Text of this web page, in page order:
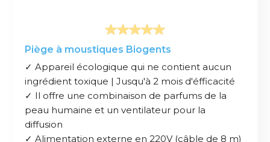
Piège à moustiques Biogents
✓ Appareil écologique qui ne contient aucun
ingrédient toxique | Jusqu'à 2 mois d'éfficacité
✓ Il offre une combinaison de parfums de la
peau humaine et un ventilateur pour la
diffusion
✓ Alimentation externe en 220V (câble de 8 m)